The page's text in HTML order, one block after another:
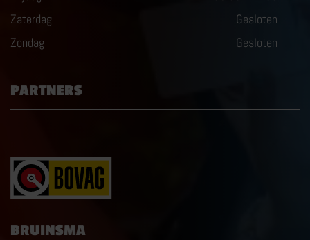
Zaterdag
Gesloten
Zondag
Gesloten
PARTNERS
BRUINSMA